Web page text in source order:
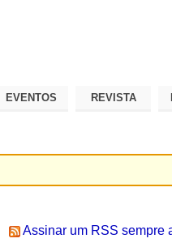
EVENTOS REVISTA
Assinar um RSS sempre